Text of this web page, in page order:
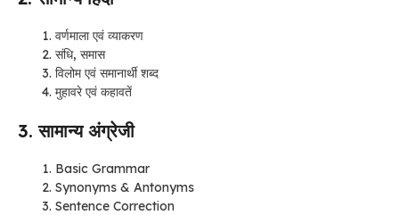
वर्णमाला एवं व्याकरण
संधि, समास
विलोम एवं समानार्थी शब्द
मुहावरे एवं कहावतें
3. सामान्य अंग्रेजी
Basic Grammar
Synonyms & Antonyms
Sentence Correction